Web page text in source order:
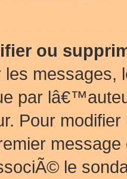
ou
les messages,
par
Pour
le